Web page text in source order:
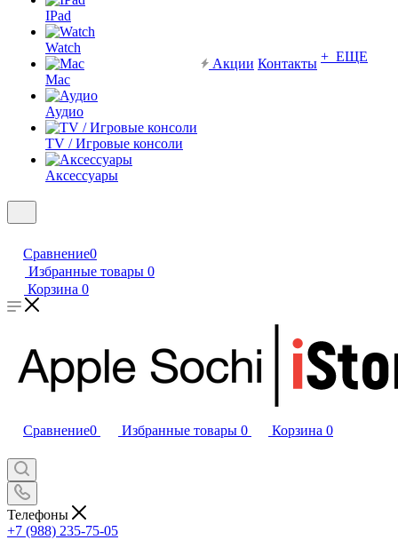
IPad
Watch
Mac
Аудио
TV / Игровые консоли
Аксессуары
Акции Контакты + ЕЩЕ
Сравнение0
Избранные товары 0
Корзина 0
Сравнение0 Избранные товары 0 Корзина 0
Телефоны
+7 (988) 235-75-05